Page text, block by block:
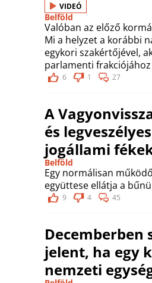
VIDEÓ
Belföld
Valóban az előző
Mi a helyzet a korábbi
egykori szakértőjével,
parlamenti frakciójához
6 1 27
A
és
jogállami
Belföld
Egy normálisan
együttese ellátja a
9 4 45
jelent, ha egy
nemzeti